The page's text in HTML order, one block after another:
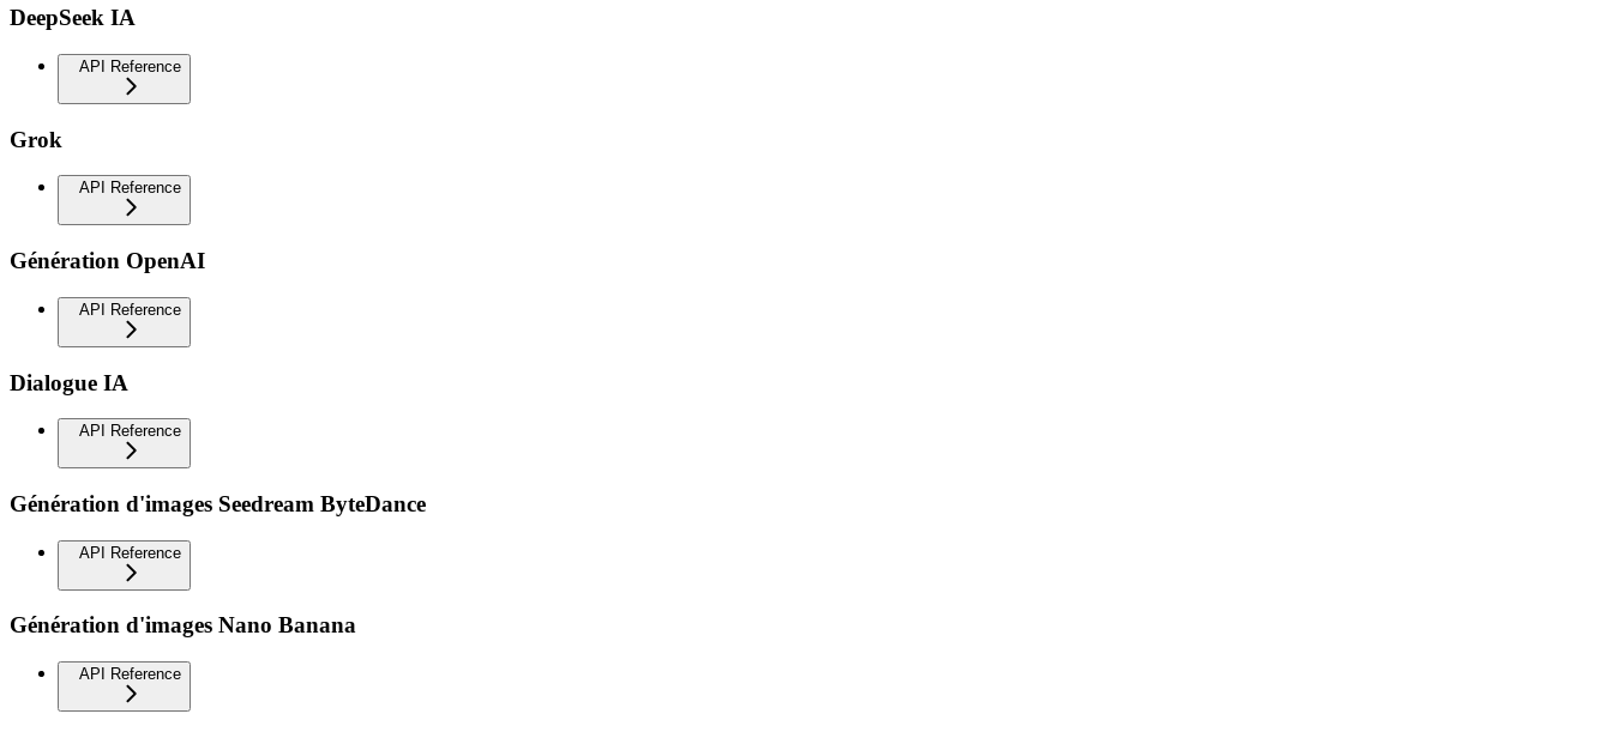
DeepSeek IA
API Reference
Grok
API Reference
Génération OpenAI
API Reference
Dialogue IA
API Reference
Génération d'images Seedream ByteDance
API Reference
Génération d'images Nano Banana
API Reference